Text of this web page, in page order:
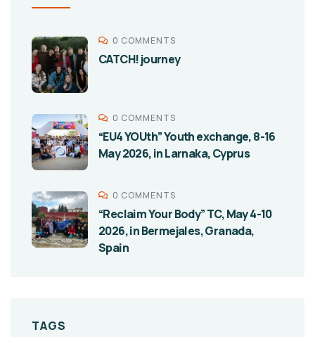
0 COMMENTS
CATCH! journey
0 COMMENTS
“EU4 YOUth” Youth exchange, 8-16
May 2026, in Larnaka, Cyprus
0 COMMENTS
“Reclaim Your Body” TC, May 4-10
2026, in Bermejales, Granada,
Spain
TAGS